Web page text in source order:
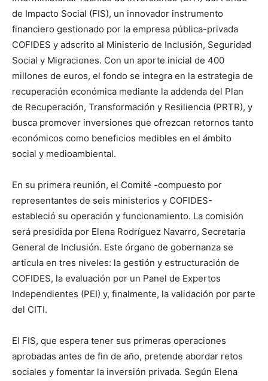
de Impacto Social (FIS), un innovador instrumento
financiero gestionado por la empresa pública-privada
COFIDES y adscrito al Ministerio de Inclusión, Seguridad
Social y Migraciones. Con un aporte inicial de 400
millones de euros, el fondo se integra en la estrategia de
recuperación económica mediante la addenda del Plan
de Recuperación, Transformación y Resiliencia (PRTR), y
busca promover inversiones que ofrezcan retornos tanto
económicos como beneficios medibles en el ámbito
social y medioambiental.
En su primera reunión, el Comité -compuesto por
representantes de seis ministerios y COFIDES-
estableció su operación y funcionamiento. La comisión
será presidida por Elena Rodríguez Navarro, Secretaria
General de Inclusión. Este órgano de gobernanza se
articula en tres niveles: la gestión y estructuración de
COFIDES, la evaluación por un Panel de Expertos
Independientes (PEI) y, finalmente, la validación por parte
del CITI.
El FIS, que espera tener sus primeras operaciones
aprobadas antes de fin de año, pretende abordar retos
sociales y fomentar la inversión privada. Según Elena